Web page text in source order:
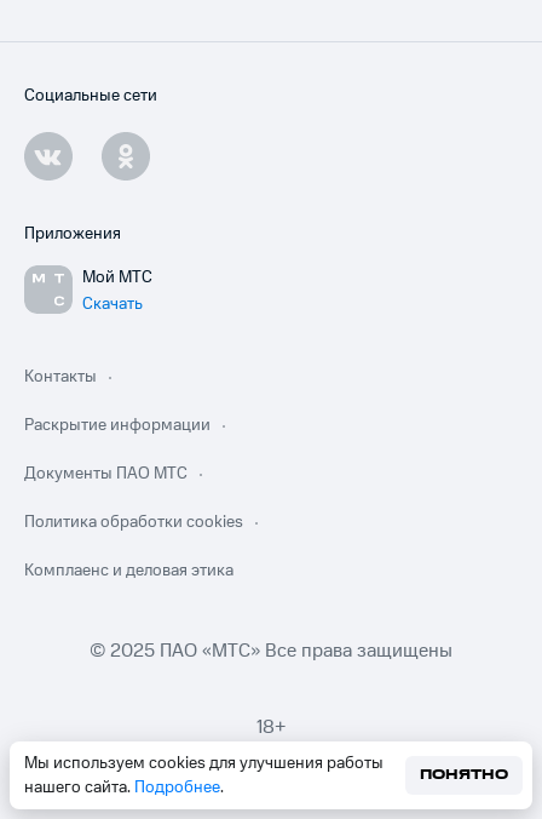
Мы используем cookies для улучшения работы
нашего сайта. Подробнее.
ПОНЯТНО
Социальные сети
Приложения
Мой МТС
Скачать
Контакты
Раскрытие информации
Документы ПАО МТС
Политика обработки cookies
Комплаенс и деловая этика
© 2025 ПАО «МТС» Все права защищены
18+